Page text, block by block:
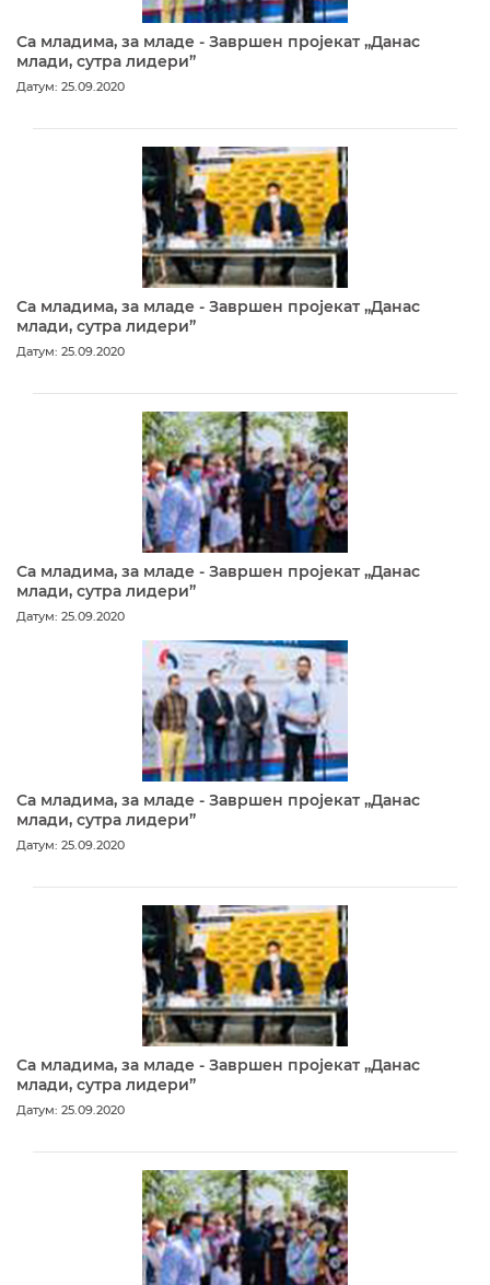
Са младима, за младе - Завршен пројекат „Данас
млади, сутра лидери”
Датум: 25.09.2020
Са младима, за младе - Завршен пројекат „Данас
млади, сутра лидери”
Датум: 25.09.2020
Са младима, за младе - Завршен пројекат „Данас
млади, сутра лидери”
Датум: 25.09.2020
Са младима, за младе - Завршен пројекат „Данас
млади, сутра лидери”
Датум: 25.09.2020
Са младима, за младе - Завршен пројекат „Данас
млади, сутра лидери”
Датум: 25.09.2020